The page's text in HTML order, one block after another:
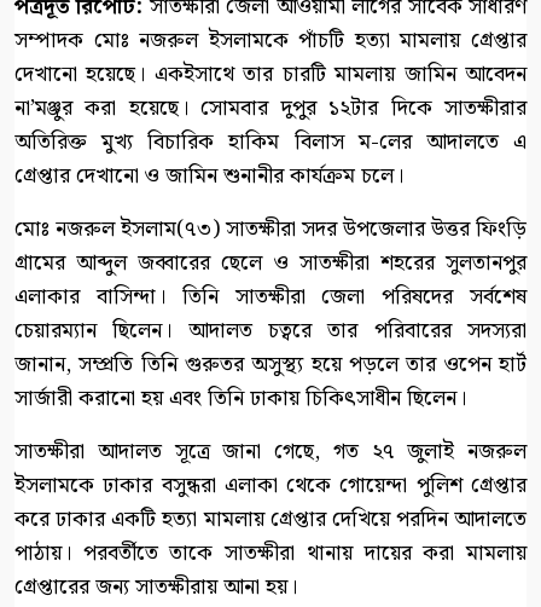
পত্রদূত রিপোর্ট: সাতক্ষীরা জেলা আওয়ামী লীগের সাবেক সাধারণ
সম্পাদক মোঃ নজরুল ইসলামকে পাঁচটি হত্যা মামলায় গ্রেপ্তার
দেখানো হয়েছে। একইসাথে তার চারটি মামলায় জামিন আবেদন
না’মঞ্জুর করা হয়েছে। সোমবার দুপুর ১২টার দিকে সাতক্ষীরার
অতিরিক্ত মুখ্য বিচারিক হাকিম বিলাস ম-লের আদালতে এ
গ্রেপ্তার দেখানো ও জামিন শুনানীর কার্যক্রম চলে।
মোঃ নজরুল ইসলাম(৭৩) সাতক্ষীরা সদর উপজেলার উত্তর ফিংড়ি
গ্রামের আব্দুল জব্বারের ছেলে ও সাতক্ষীরা শহরের সুলতানপুর
এলাকার বাসিন্দা। তিনি সাতক্ষীরা জেলা পরিষদের সর্বশেষ
চেয়ারম্যান ছিলেন। আদালত চত্বরে তার পরিবারের সদস্যরা
জানান, সম্প্রতি তিনি গুরুতর অসুস্থ্য হয়ে পড়লে তার ওপেন হার্ট
সার্জারী করানো হয় এবং তিনি ঢাকায় চিকিৎসাধীন ছিলেন।
সাতক্ষীরা আদালত সূত্রে জানা গেছে, গত ২৭ জুলাই নজরুল
ইসলামকে ঢাকার বসুন্ধরা এলাকা থেকে গোয়েন্দা পুলিশ গ্রেপ্তার
করে ঢাকার একটি হত্যা মামলায় গ্রেপ্তার দেখিয়ে পরদিন আদালতে
পাঠায়। পরবর্তীতে তাকে সাতক্ষীরা থানায় দায়ের করা মামলায়
গ্রেপ্তারের জন্য সাতক্ষীরায় আনা হয়।